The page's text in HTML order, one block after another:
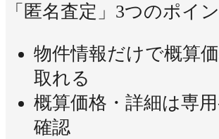
「匿名査定」3つのポイ
物件情報だけで概算
取れる
概算価格・詳細は専
確認